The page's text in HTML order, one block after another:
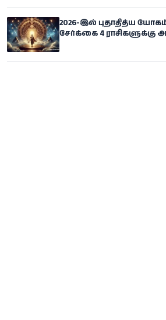
2026-இல் புதாதித்ய
சேர்க்கை 4 ராசிகளுக்கு